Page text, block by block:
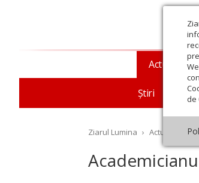
de
Actualitate
Știri
Ziarul Lumina › Actualitate